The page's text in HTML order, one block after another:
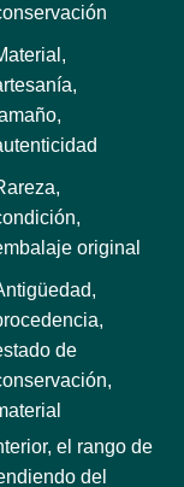
original
de
el rango de
del